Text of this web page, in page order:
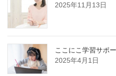
2025年11月13日
ここにこ学習サポ
2025年4月1日